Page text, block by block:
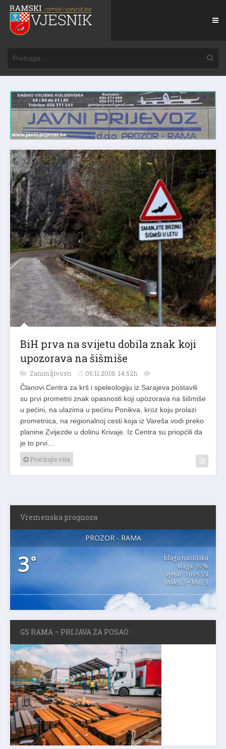
BiH prva na svijetu dobila znak koji
upozorava na šišmiše
Zanimljivosti 05.11.2018. 14:52h
Članovi Centra za krš i speleologiju iz Sarajeva postavili
su prvi prometni znak opasnosti koji upozorava na šišmiše
u pećini, na ulazima u pećinu Ponikva, kroz koju prolazi
prometnica, na regionalnoj cesti koja iz Vareša vodi preko
planine Zvijezde u dolinu Krivaje. Iz Centra su priopćili da
je to prvi…
Pročitajte više
Vremenska prognoza
PROZOR - RAMA
3°
blaga naoblaka
vlaga: 97%
vjetar: 1m/s SSI
Maks. 3 • Min. 3
GS RAMA – PRIJAVA ZA POSAO